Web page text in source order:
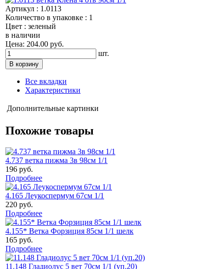
Артикул : 1.0113
Количество в упаковке : 1
Цвет : зеленый
в наличии
Цена: 204.00 руб.
шт.
Все вкладки
Характеристики
Дополнительные картинки
Похожие товары
4.737 ветка пижма 3в 98см 1/1
196 руб.
Подробнее
4.165 Леукоспермум 67см 1/1
220 руб.
Подробнее
4.155* Ветка Форзиция 85см 1/1 шелк
165 руб.
Подробнее
11.148 Гладиолус 5 вет 70см 1/1 (уп.20)